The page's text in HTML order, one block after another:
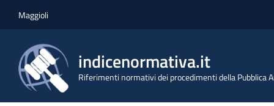
Maggioli
indicenormativa.it
Riferimenti normativi dei procedimenti della Pubblica